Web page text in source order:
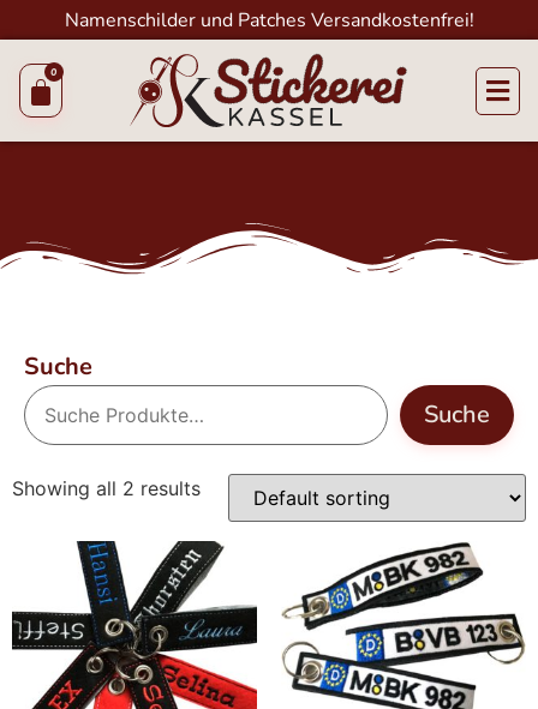
Namenschilder und Patches Versandkostenfrei!
Suche
Suche
Showing all 2 results